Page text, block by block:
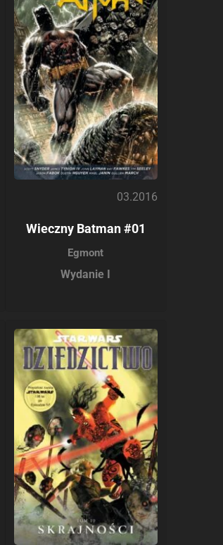
03.2016
Wieczny Batman #01
Egmont
Wydanie I